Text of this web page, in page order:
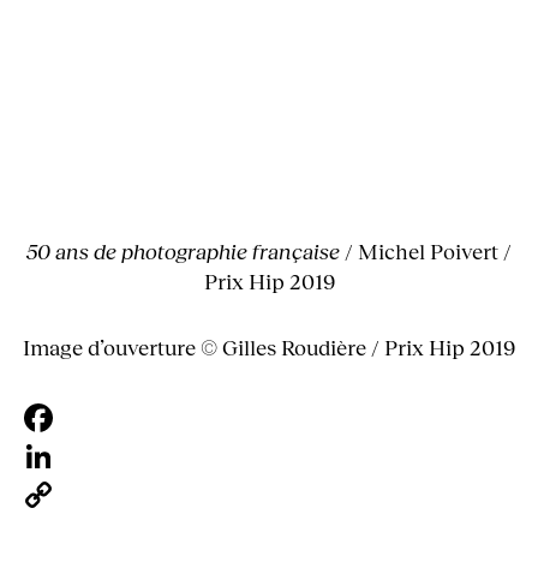
50 ans de photographie française / Michel Poivert /
Prix Hip 2019
Image d’ouverture © Gilles Roudière / Prix Hip 2019
Facebook
LinkedIn